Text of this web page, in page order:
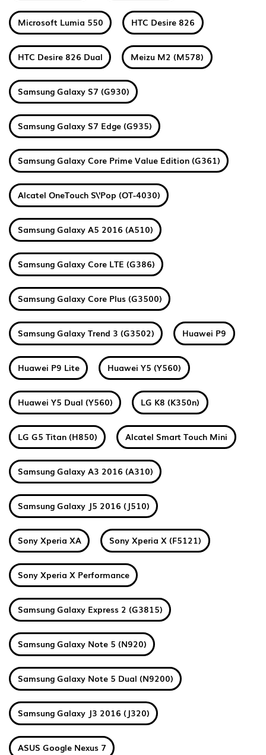
Microsoft Lumia 550 HTC Desire 826
HTC Desire 826 Dual Meizu M2 (M578)
Samsung Galaxy S7 (G930)
Samsung Galaxy S7 Edge (G935)
Samsung Galaxy Core Prime Value Edition (G361)
Alcatel OneTouch S\'Pop (OT-4030)
Samsung Galaxy A5 2016 (A510)
Samsung Galaxy Core LTE (G386)
Samsung Galaxy Core Plus (G3500)
Samsung Galaxy Trend 3 (G3502) Huawei P9
Huawei P9 Lite Huawei Y5 (Y560)
Huawei Y5 Dual (Y560) LG K8 (K350n)
LG G5 Titan (H850) Alcatel Smart Touch Mini
Samsung Galaxy A3 2016 (A310)
Samsung Galaxy J5 2016 (J510)
Sony Xperia XA Sony Xperia X (F5121)
Sony Xperia X Performance
Samsung Galaxy Express 2 (G3815)
Samsung Galaxy Note 5 (N920)
Samsung Galaxy Note 5 Dual (N9200)
Samsung Galaxy J3 2016 (J320)
ASUS Google Nexus 7